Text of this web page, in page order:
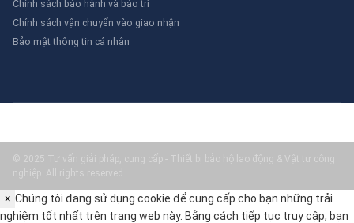
Chính sách bảo hành và bảo trì
Chính sách vận chuyển vào giao nhận
Bảo mật thông tin cá nhân
© 2025 Tư vấn giải pháp, cung cấp - Thiết bị bảo hộ lao động & Vật tư công
nghiệp. All rights reserved.
× Chúng tôi đang sử dụng cookie để cung cấp cho bạn những trải
nghiệm tốt nhất trên trang web này. Bằng cách tiếp tục truy cập, bạn